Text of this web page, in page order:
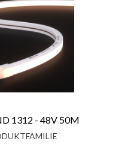
1312 - 48V 50M